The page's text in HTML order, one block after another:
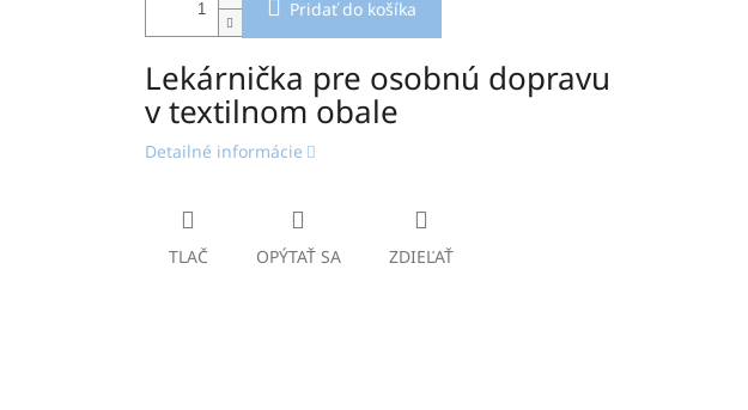
Pridať do košíka
Lekárnička pre osobnú dopravu
v textilnom obale
Detailné informácie
TLAČ OPÝTAŤ SA ZDIEĽAŤ